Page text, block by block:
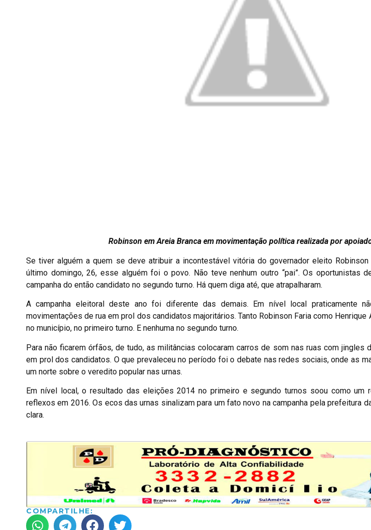
Robinson em Areia Branca em movimentação política realizada por
Se tiver alguém a quem se deve atribuir a incontestável vitória do governador eleito Robinson
último domingo, 26, esse alguém foi o povo. Não teve nenhum outro “pai”. Os oportunistas
campanha do então candidato no segundo turno. Há quem diga até, que atrapalharam.
A campanha eleitoral deste ano foi diferente das demais. Em nível local praticamente
movimentações de rua em prol dos candidatos majoritários. Tanto Robinson Faria como
no município, no primeiro turno. E nenhuma no segundo turno.
Para não ficarem órfãos, de tudo, as militâncias colocaram carros de som nas ruas com jingles
em prol dos candidatos. O que prevaleceu no período foi o debate nas redes sociais, onde as
um norte sobre o veredito popular nas urnas.
Em nível local, o resultado das eleições 2014 no primeiro e segundo turnos soou como um
reflexos em 2016. Os ecos das urnas sinalizam para um fato novo na campanha pela prefeitura
clara.
COMPARTILHE: